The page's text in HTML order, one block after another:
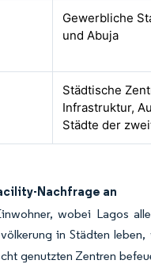
Gewerbliche
und Abuja
Städtische
Infrastruktur,
Städte der
Nachfrage an
wobei Lagos
in Städten
genutzten Zentren